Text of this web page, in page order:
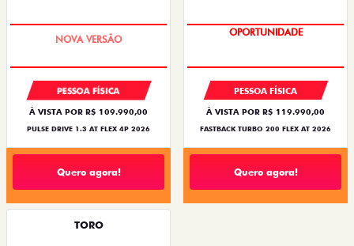
PREÇO IMPERDÍVEL
PESSOA FÍSICA
À VISTA POR R$ 109.990,00
PULSE DRIVE 1.3 AT FLEX 4P 2026
Quero agora!
OPORTUNIDADE
PESSOA FÍSICA
À VISTA POR R$ 119.990,00
FASTBACK TURBO 200 FLEX AT 2026
Quero agora!
TORO